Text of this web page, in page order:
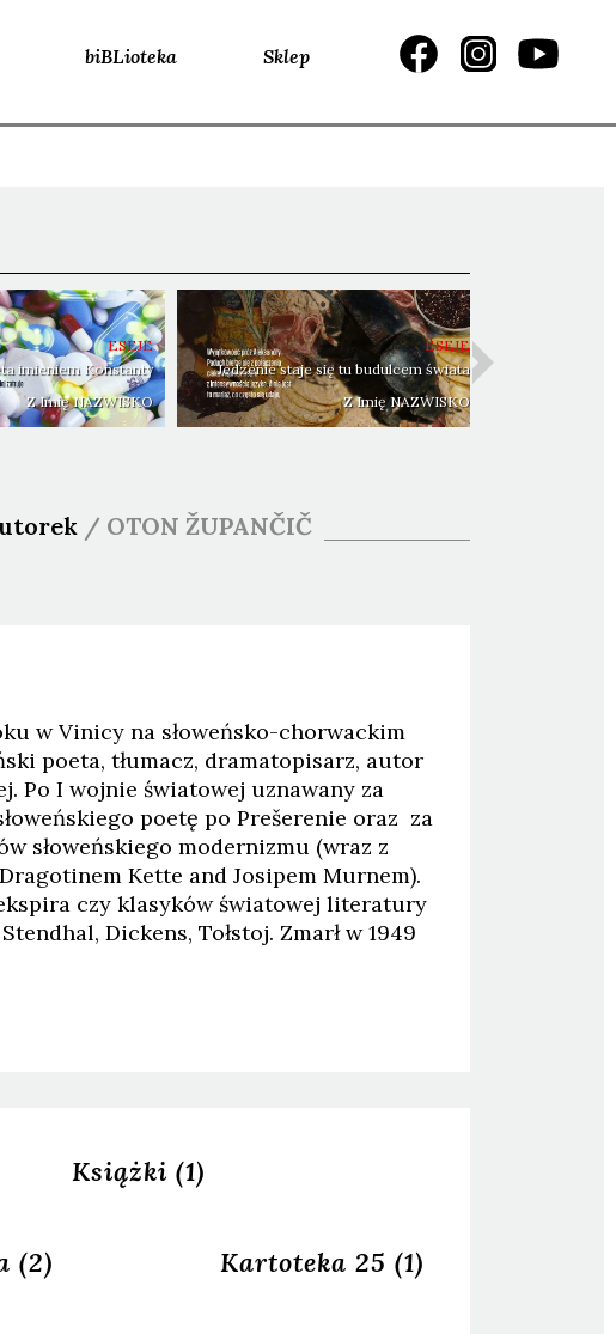
biBLioteka Sklep
ESEJE
imieniem Konstanty
Z Imię NAZWISKO
ESEJE
Jedzenie staje się tu budulcem świata
Z Imię NAZWISKO
/ OTON ŽUPANČIČ
w Vinicy na słoweńsko-chorwackim
poeta, tłumacz, dramatopisarz, autor
Po I wojnie światowej uznawany za
poetę po Prešerenie oraz za
słoweńskiego modernizmu (wraz z
Kette and Josipem Murnem).
czy klasyków światowej literatury
Dickens, Tołstoj. Zmarł w 1949
Książki (1)
(2) Kartoteka 25 (1)